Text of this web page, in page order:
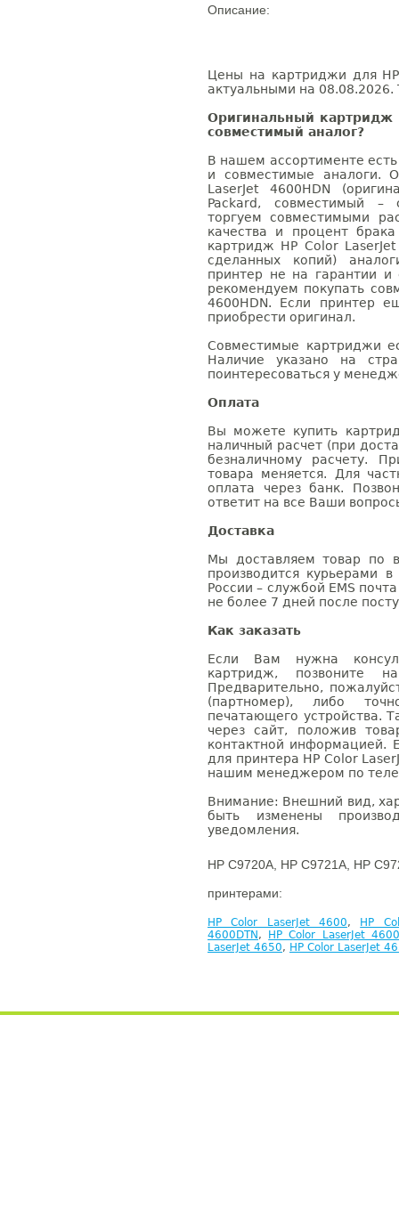
Описание:
Цены на картриджи для
актуальными на 08.08.2026.
Оригинальный картридж
совместимый аналог?
В нашем ассортименте
и совместимые аналоги.
LaserJet 4600HDN
Packard, совместимый –
торгуем совместимыми
качества и процент
картридж HP Color
сделанных копий)
принтер не на гарантии
рекомендуем покупать
4600HDN. Если принтер
приобрести оригинал.
Совместимые картриджи
Наличие указано на
поинтересоваться у
Оплата
Вы можете купить
наличный расчет (при
безналичному расчету.
товара меняется. Для
оплата через банк.
ответит на все Ваши
Доставка
Мы доставляем товар по
производится курьерами
России – службой EMS
не более 7 дней после
Как заказать
Если Вам нужна
картридж, позвоните
Предварительно,
(партномер), либо
печатающего устройства.
через сайт, положив
контактной информацией.
для принтера HP Color
нашим менеджером по
Внимание: Внешний вид,
быть изменены
уведомления.
HP C9720A, HP C9721A, HP
принтерами:
HP Color LaserJet 4600,
HP
4600DTN ,
HP Color LaserJet
LaserJet 4650, HP Color LaserJet